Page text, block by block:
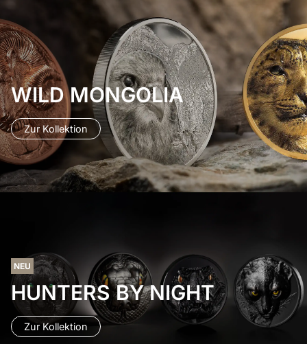
WILD MONGOLIA
Zur Kollektion
NEU
HUNTERS BY NIGHT
Zur Kollektion